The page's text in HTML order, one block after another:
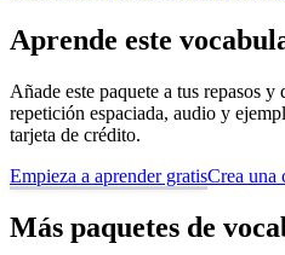
Aprende este
Añade este paquete a tus repasos
repetición espaciada, audio y
tarjeta de crédito.
Empieza a aprender gratisCrea una
Más paquetes de